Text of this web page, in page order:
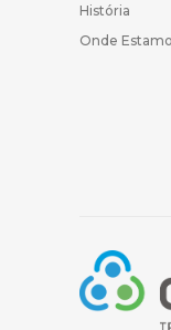
História
Onde